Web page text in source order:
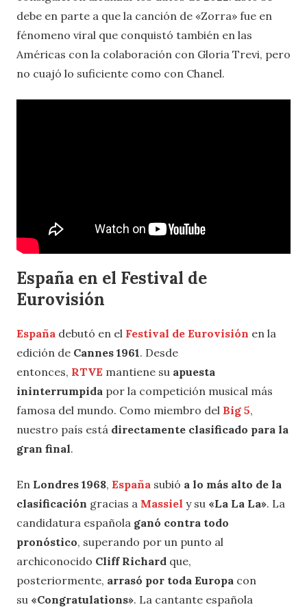
debe en parte a que la canción de «Zorra» fue en
fénomeno viral que conquistó también en las
Américas con la colaboración con Gloria Trevi, pero
no cuajó lo suficiente como con Chanel.
España en el Festival de
Eurovisión
España debutó en el Festival de Eurovisión en la
edición de Cannes 1961. Desde
entonces, RTVE mantiene su apuesta
ininterrumpida por la competición musical más
famosa del mundo. Como miembro del Big 5,
nuestro país está directamente clasificado para la
gran final.
En Londres 1968, España subió a lo más alto de la
clasificación gracias a Massiel y su «La La La». La
candidatura española ganó contra todo
pronóstico, superando por un punto al
archiconocido Cliff Richard que,
posteriormente, arrasó por toda Europa con
su «Congratulations». La cantante española